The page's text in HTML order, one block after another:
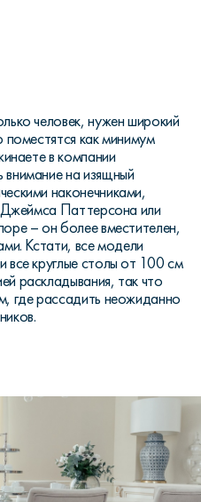
человек, нужен широкий
как минимум
в компании
на изящный
наконечниками,
Паттерсона или
– он более вместителен,
Кстати, все модели
все круглые столы от 100 см
раскладывания, так что
где рассадить неожиданно